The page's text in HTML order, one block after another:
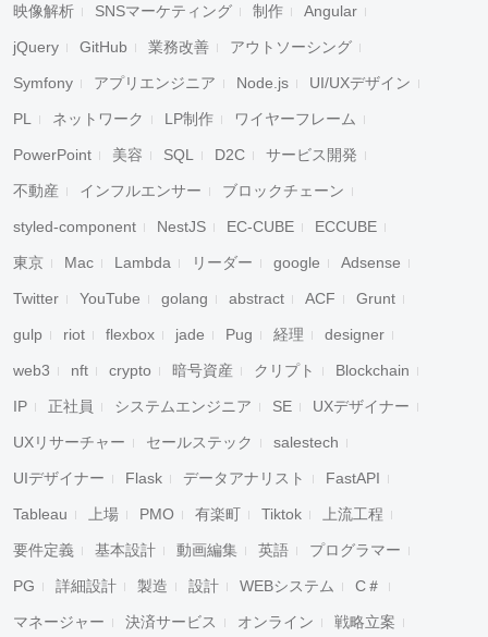
映像解析 SNSマーケティング 制作 Angular
jQuery GitHub 業務改善 アウトソーシング
Symfony アプリエンジニア Node.js UI/UXデザイン
PL ネットワーク LP制作 ワイヤーフレーム
PowerPoint 美容 SQL D2C サービス開発
不動産 インフルエンサー ブロックチェーン
styled-component NestJS EC-CUBE ECCUBE
東京 Mac Lambda リーダー google Adsense
Twitter YouTube golang abstract ACF Grunt
gulp riot flexbox jade Pug 経理 designer
web3 nft crypto 暗号資産 クリプト Blockchain
IP 正社員 システムエンジニア SE UXデザイナー
UXリサーチャー セールステック salestech
UIデザイナー Flask データアナリスト FastAPI
Tableau 上場 PMO 有楽町 Tiktok 上流工程
要件定義 基本設計 動画編集 英語 プログラマー
PG 詳細設計 製造 設計 WEBシステム C＃
マネージャー 決済サービス オンライン 戦略立案